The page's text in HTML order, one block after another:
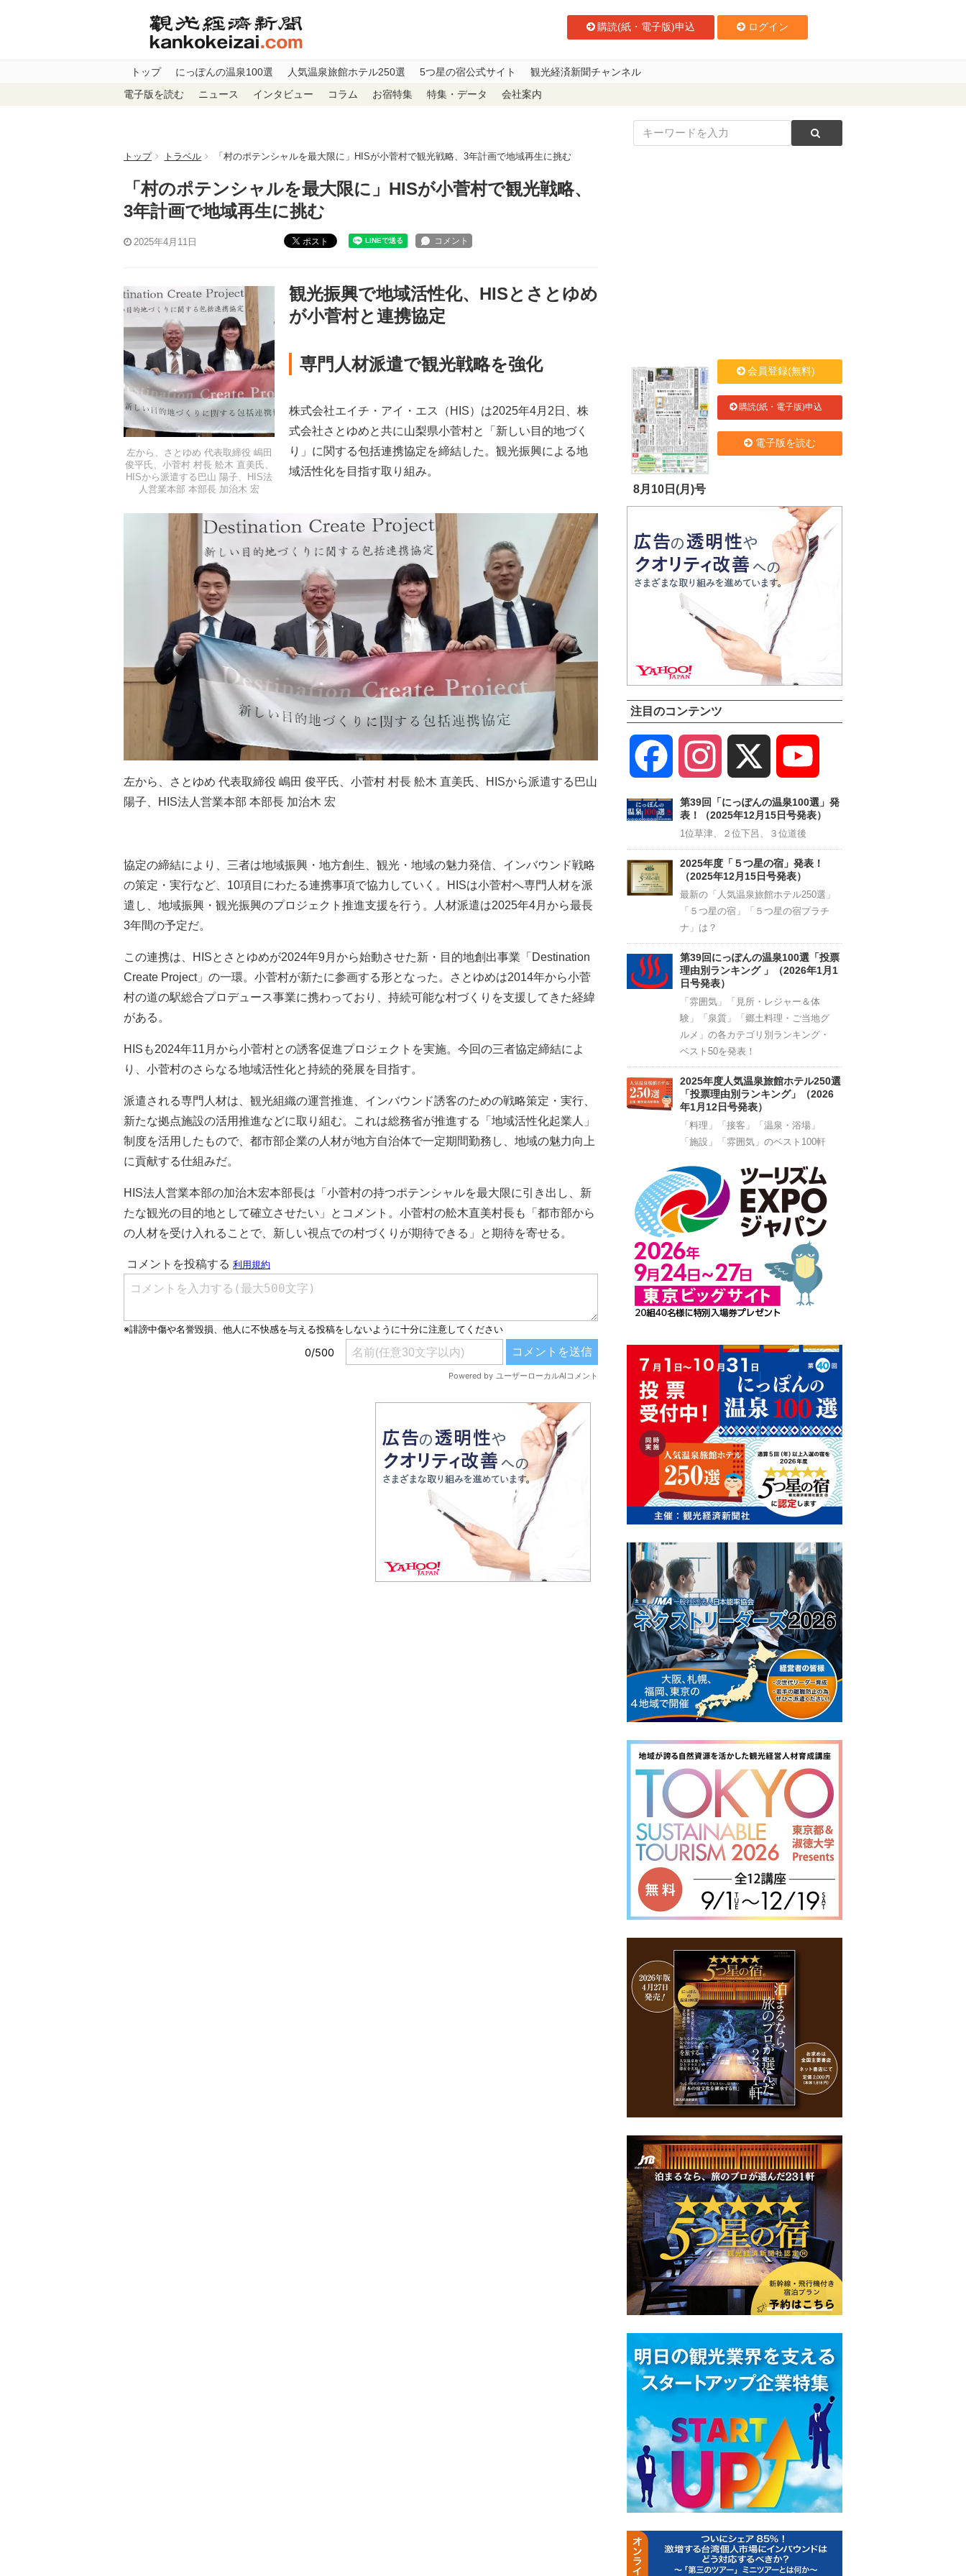
購読(紙・電子版)申込 ログイン
トップ にっぽんの温泉100選 人気温泉旅館ホテル250選 5つ星の宿公式サイト 観光経済新聞チャンネル
電子版を読む ニュース インタビュー コラム お宿特集 特集・データ 会社案内
トップ トラベル 「村のポテンシャルを最大限に」HISが小菅村で観光戦略、3年計画で地域再生に挑む
「村のポテンシャルを最大限に」HISが小菅村で観光戦略、
3年計画で地域再生に挑む
2025年4月11日 ポスト
左から、さとゆめ 代表取締役 嶋田
俊平氏、小菅村 村長 舩木 直美氏、
HISから派遣する巴山 陽子、HIS法
人営業本部 本部長 加治木 宏
観光振興で地域活性化、HISとさとゆめ
が小菅村と連携協定
専門人材派遣で観光戦略を強化
株式会社エイチ・アイ・エス（HIS）は2025年4月2日、株
式会社さとゆめと共に山梨県小菅村と「新しい目的地づく
り」に関する包括連携協定を締結した。観光振興による地
域活性化を目指す取り組み。
左から、さとゆめ 代表取締役 嶋田 俊平氏、小菅村 村長 舩木 直美氏、HISから派遣する巴山
陽子、HIS法人営業本部 本部長 加治木 宏
協定の締結により、三者は地域振興・地方創生、観光・地域の魅力発信、インバウンド戦略
の策定・実行など、10項目にわたる連携事項で協力していく。HISは小菅村へ専門人材を派
遣し、地域振興・観光振興のプロジェクト推進支援を行う。人材派遣は2025年4月から最長
3年間の予定だ。
この連携は、HISとさとゆめが2024年9月から始動させた新・目的地創出事業「Destination
Create Project」の一環。小菅村が新たに参画する形となった。さとゆめは2014年から小菅
村の道の駅総合プロデュース事業に携わっており、持続可能な村づくりを支援してきた経緯
がある。
HISも2024年11月から小菅村との誘客促進プロジェクトを実施。今回の三者協定締結によ
り、小菅村のさらなる地域活性化と持続的発展を目指す。
派遣される専門人材は、観光組織の運営推進、インバウンド誘客のための戦略策定・実行、
新たな拠点施設の活用推進などに取り組む。これは総務省が推進する「地域活性化起業人」
制度を活用したもので、都市部企業の人材が地方自治体で一定期間勤務し、地域の魅力向上
に貢献する仕組みだ。
HIS法人営業本部の加治木宏本部長は「小菅村の持つポテンシャルを最大限に引き出し、新
たな観光の目的地として確立させたい」とコメント。小菅村の舩木直美村長も「都市部から
の人材を受け入れることで、新しい視点での村づくりが期待できる」と期待を寄せる。
8月10日(月)号
会員登録(無料)
購読(紙・電子版)申込
電子版を読む
注目のコンテンツ
Facebook Instagram
Channel
第39回「にっぽんの温泉100選」発
表！（2025年12月15日号発表）
1位草津、２位下呂、３位道後
2025年度「５つ星の宿」発表！
（2025年12月15日号発表）
最新の「人気温泉旅館ホテル250選」
「５つ星の宿」「５つ星の宿プラチ
ナ」は？
第39回にっぽんの温泉100選「投票
理由別ランキング 」（2026年1月1
日号発表）
「雰囲気」「見所・レジャー＆体
験」「泉質」「郷土料理・ご当地グ
ルメ」の各カテゴリ別ランキング・
ベスト50を発表！
2025年度人気温泉旅館ホテル250選
「投票理由別ランキング」（2026
年1月12日号発表）
「料理」「接客」「温泉・浴場」
「施設」「雰囲気」のベスト100軒